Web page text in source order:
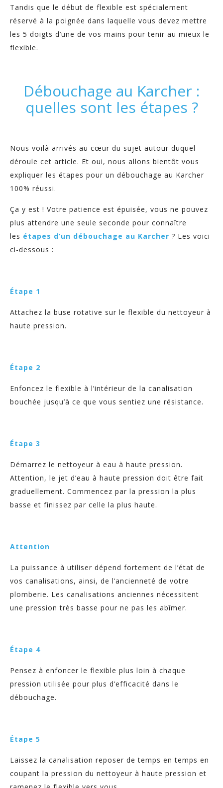
Tandis que le début de flexible est spécialement
réservé à la poignée dans laquelle vous devez mettre
les 5 doigts d’une de vos mains pour tenir au mieux le
flexible.
Débouchage au Karcher :
quelles sont les étapes ?
Nous voilà arrivés au cœur du sujet autour duquel
déroule cet article. Et oui, nous allons bientôt vous
expliquer les étapes pour un débouchage au Karcher
100% réussi.
Ça y est ! Votre patience est épuisée, vous ne pouvez
plus attendre une seule seconde pour connaître
les étapes d’un débouchage au Karcher ? Les voici
ci-dessous :
Étape 1
Attachez la buse rotative sur le flexible du nettoyeur à
haute pression.
Étape 2
Enfoncez le flexible à l’intérieur de la canalisation
bouchée jusqu’à ce que vous sentiez une résistance.
Étape 3
Démarrez le nettoyeur à eau à haute pression.
Attention, le jet d’eau à haute pression doit être fait
graduellement. Commencez par la pression la plus
basse et finissez par celle la plus haute.
Attention
La puissance à utiliser dépend fortement de l’état de
vos canalisations, ainsi, de l’ancienneté de votre
plomberie. Les canalisations anciennes nécessitent
une pression très basse pour ne pas les abîmer.
Étape 4
Pensez à enfoncer le flexible plus loin à chaque
pression utilisée pour plus d’efficacité dans le
débouchage.
Étape 5
Laissez la canalisation reposer de temps en temps en
coupant la pression du nettoyeur à haute pression et